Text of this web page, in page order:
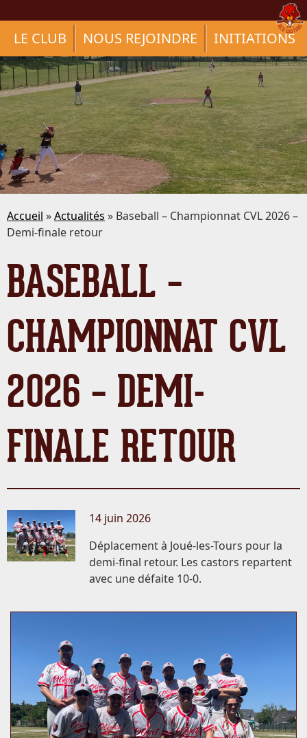
LE CLUB NOUS REJOINDRE INITIATIONS
Accueil »Actualités » Baseball – Championnat CVL 2026 –
Demi-finale retour
BASEBALL –
CHAMPIONNAT CVL
2026 – DEMI-
FINALE RETOUR
14 juin 2026
Déplacement à Joué-les-Tours pour la
demi-final retour. Les castors repartent
avec une défaite 10-0.